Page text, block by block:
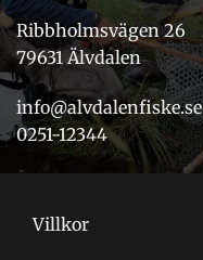
Ribbholmsvägen 26
79631 Älvdalen
info@alvdalenfiske.se
0251-12344
Villkor